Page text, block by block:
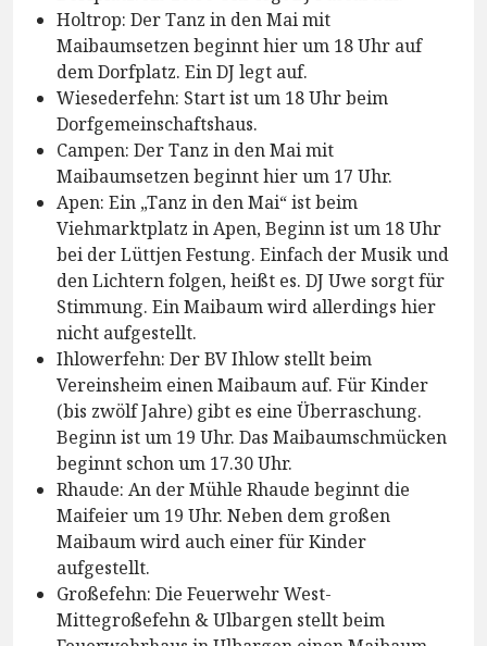
Holtrop: Der Tanz in den Mai mit
Maibaumsetzen beginnt hier um 18 Uhr auf
dem Dorfplatz. Ein DJ legt auf.
Wiesederfehn: Start ist um 18 Uhr beim
Dorfgemeinschaftshaus.
Campen: Der Tanz in den Mai mit
Maibaumsetzen beginnt hier um 17 Uhr.
Apen: Ein „Tanz in den Mai“ ist beim
Viehmarktplatz in Apen, Beginn ist um 18 Uhr
bei der Lüttjen Festung. Einfach der Musik und
den Lichtern folgen, heißt es. DJ Uwe sorgt für
Stimmung. Ein Maibaum wird allerdings hier
nicht aufgestellt.
Ihlowerfehn: Der BV Ihlow stellt beim
Vereinsheim einen Maibaum auf. Für Kinder
(bis zwölf Jahre) gibt es eine Überraschung.
Beginn ist um 19 Uhr. Das Maibaumschmücken
beginnt schon um 17.30 Uhr.
Rhaude: An der Mühle Rhaude beginnt die
Maifeier um 19 Uhr. Neben dem großen
Maibaum wird auch einer für Kinder
aufgestellt.
Großefehn: Die Feuerwehr West-
Mittegroßefehn & Ulbargen stellt beim